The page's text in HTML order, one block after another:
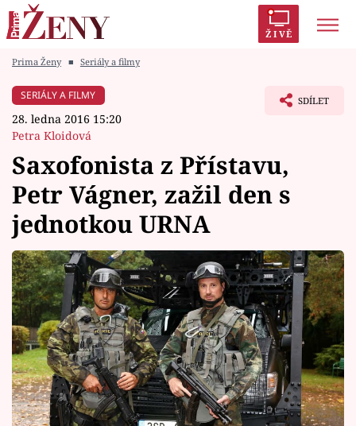
ŽIVĚ
Módní alarm
Témata
Celebrity
Vztahy
Seriály
Horoskopy
Sledujte prima+
Prima Ženy ■ Seriály a filmy
SERIÁLY A FILMY
28. ledna 2016 15:20
Petra Kloidová
SDÍLET
Saxofonista z Přístavu,
Petr Vágner, zažil den s
jednotkou URNA